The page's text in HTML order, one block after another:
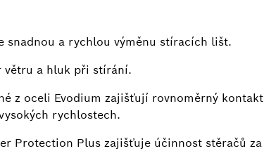
snadnou a rychlou výměnu stíracích lišt.
větru a hluk při stírání.
z oceli Evodium zajišťují rovnoměrný kontakt
rychlostech.
Protection Plus zajišťuje účinnost stěračů za